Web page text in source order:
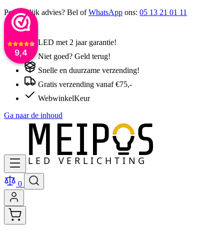
9,4
Persoonlijk advies? Bel ofWhatsApp ons: 05 13 21 01 11
LED met 2 jaar garantie!
Niet goed? Geld terug!
Snelle en duurzame verzending!
Gratis verzending vanaf €75,-
WebwinkelKeur
Ga naar de inhoud
0